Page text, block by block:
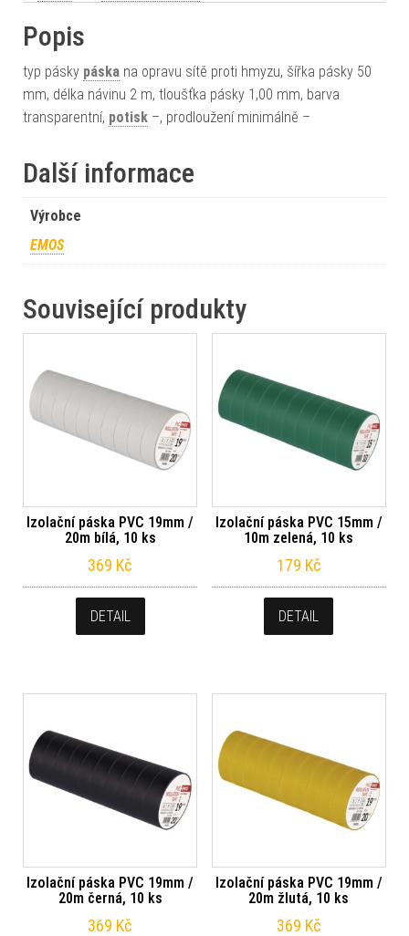
Popis
typ pásky páska na opravu sítě proti hmyzu, šířka pásky 50
mm, délka návinu 2 m, tloušťka pásky 1,00 mm, barva
transparentní, potisk –, prodloužení minimálně –
Další informace
Výrobce
EMOS
Související produkty
Izolační páska PVC 19mm /
20m bílá, 10 ks
369 Kč
DETAIL
Izolační páska PVC 15mm /
10m zelená, 10 ks
179 Kč
DETAIL
Izolační páska PVC 19mm /
20m černá, 10 ks
369 Kč
Izolační páska PVC 19mm /
20m žlutá, 10 ks
369 Kč